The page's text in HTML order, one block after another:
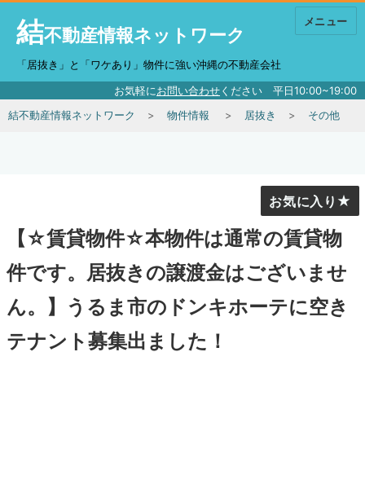
結不動産情報ネットワーク
「居抜き」と「ワケあり」物件に強い沖縄の不動産会社
お気軽にお問い合わせください 平日10:00~19:00
メニュー
結不動産情報ネットワーク 物件情報 居抜き その他
【☆賃貸物件☆本物件は通常の賃貸物
件です。居抜きの譲渡金はございませ
ん。】うるま市のドンキホーテに空き
テナント募集出ました！
お気に入り